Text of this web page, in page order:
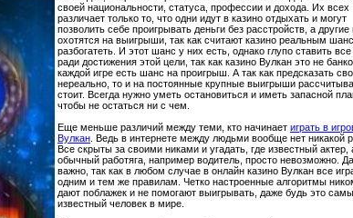
своей национальности, статуса, профессии и дохода. Их всех
различает только то, что одни идут в казино отдыхать и могут
позволить себе проигрывать деньги без расстройств, а другие
охотятся на выигрыши, так как считают казино реальным
разбогатеть. И этот шанс у них есть, однако глупо ставить все
ради достижения этой цели, так как казино Вулкан это не
каждой игре есть шанс на проигрыш. А так как предсказать
нереально, то и на постоянные крупные выигрыши
стоит. Всегда нужно уметь остановиться и иметь запасной
чтобы не остаться ни с чем.
Еще меньше различий между теми, кто начинает играть в
Вулкан . Ведь в интернете между людьми вообще нет никакой
Все скрыты за своими никами и угадать, где известный актер,
обычный работяга, например водитель, просто невозможно.
важно, так как в любом случае в онлайн казино Вулкан все
одним и тем же правилам. Четко настроенные алгоритмы
дают поблажек и не помогают выигрывать, даже будь это
известный человек в мире.